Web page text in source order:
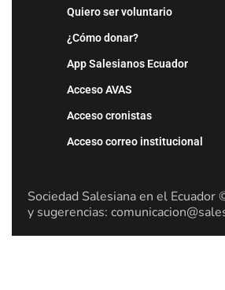
Quiero ser voluntario
¿Cómo donar?
App Salesianos Ecuador
Acceso AVAS
Acceso cronistas
Acceso correo institucional
Sociedad Salesiana en el
y sugerencias: